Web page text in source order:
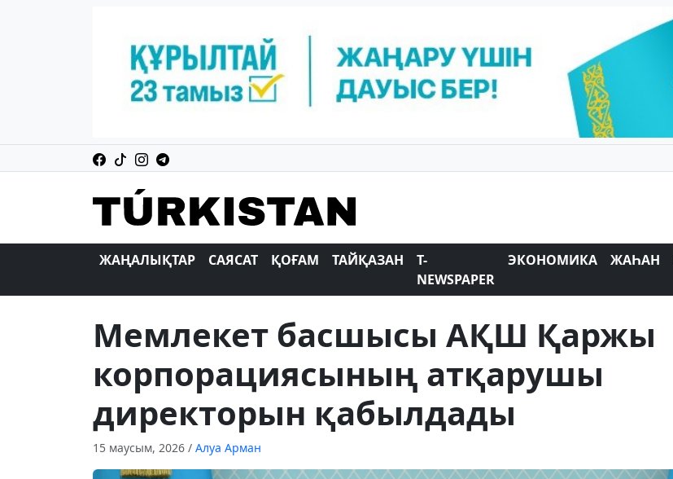
ЖАҢАЛЫҚТАР САЯСАТ ҚОҒАМ ТАЙҚАЗАН
T-
NEWSPAPER
ЭКОНОМИКА ЖАҺАН
Мемлекет басшысы АҚШ Қаржы
корпорациясының атқарушы
директорын қабылдады
15 маусым, 2026 / Алуа Арман